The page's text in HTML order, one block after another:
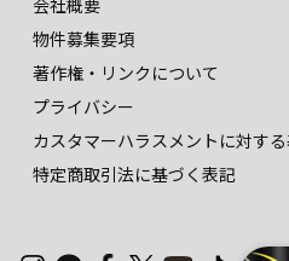
会社概要
物件募集要項
著作権・リンクについて
プライバシー
カスタマーハラスメントに対す
特定商取引法に基づく表記